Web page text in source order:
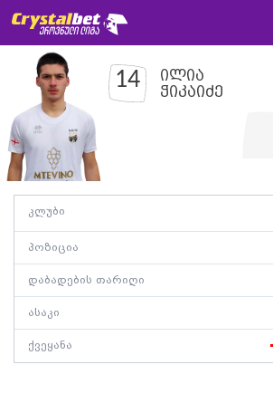
14
ილია
ჭიკაიძე
კლუბი
პოზიცია
დაბადების თარიღი
ასაკი
ქვეყანა